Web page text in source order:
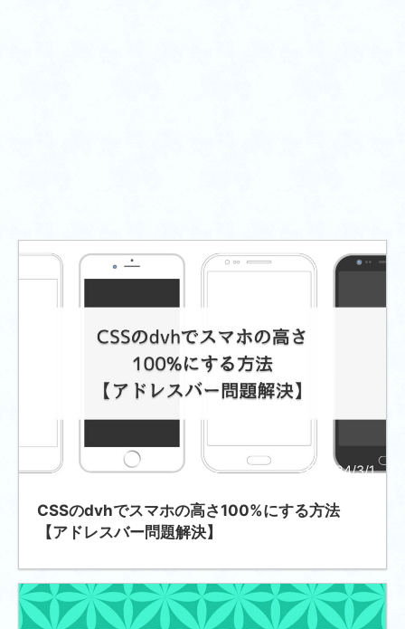
2024/3/1
CSSのdvhでスマホの高さ100%にする方法
【アドレスバー問題解決】